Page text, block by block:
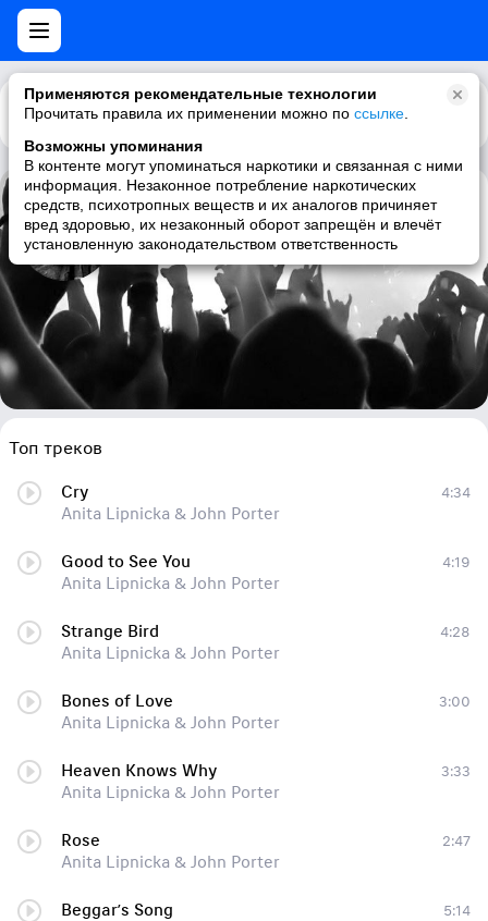
Применяются рекомендательные технологии
Прочитать правила их применении можно по ссылке
Возможны упоминания
В контенте могут упоминаться наркотики и связанная с ними
информация. Незаконное потребление наркотических
средств, психотропных веществ и их аналогов причиняет
вред здоровью, их незаконный оборот запрещён и влечёт
установленную законодательством ответственность
Каталог Рекомендации
Anita Lipnicka & John Porter
female vocalists, pop, rock, polish
Топ треков
Cry
Anita Lipnicka & John Porter
4:34
Good to See You
Anita Lipnicka & John Porter
4:19
Strange Bird
Anita Lipnicka & John Porter
4:28
Bones of Love
Anita Lipnicka & John Porter
3:00
Heaven Knows Why
Anita Lipnicka & John Porter
3:33
Rose
Anita Lipnicka & John Porter
2:47
Beggar’s Song
5:14